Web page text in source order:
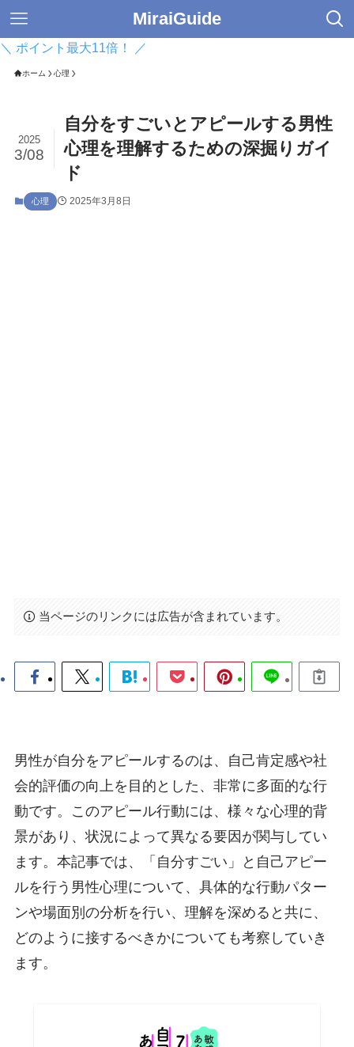
MiraiGuide
＼ ポイント最大11倍！ ／
ホーム 心理
自分をすごいとアピールする男性
心理を理解するための深掘りガイ
ド
2025
3/08
心理 2025年3月8日
当ページのリンクには広告が含まれています。
男性が自分をアピールするのは、自己肯定感や社
会的評価の向上を目的とした、非常に多面的な行
動です。このアピール行動には、様々な心理的背
景があり、状況によって異なる要因が関与してい
ます。本記事では、「自分すごい」と自己アピー
ルを行う男性心理について、具体的な行動パター
ンや場面別の分析を行い、理解を深めると共に、
どのように接するべきかについても考察していき
ます。